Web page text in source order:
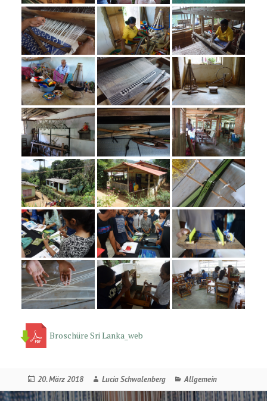
Broschüre Sri Lanka_web
Veröffentlicht
am
20. März 2018 Autor
Lucia Schwalenberg Kategorien
Allgemein
Beitragsnavigation